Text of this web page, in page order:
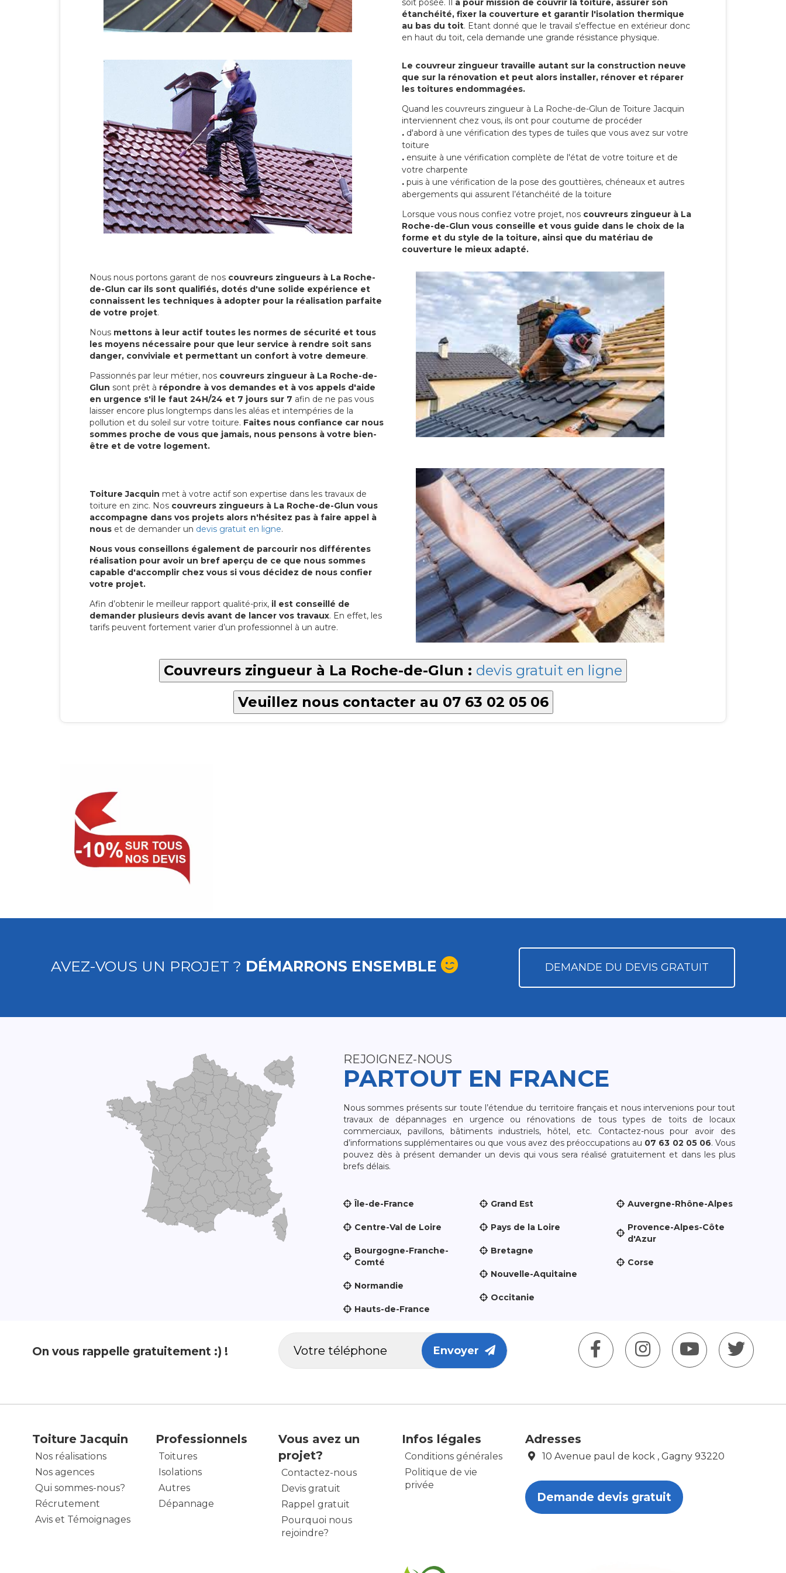
étanchéité, fixer la couverture et garantir l'isolation thermique
au bas du toit. Etant donné que le travail s'effectue en extérieur donc
en haut du toit, cela demande une grande résistance physique.
Le couvreur zingueur travaille autant sur la construction neuve
que sur la rénovation et peut alors installer, rénover et réparer
les toitures endommagées.
Quand les couvreurs zingueur à La Roche-de-Glun de Toiture Jacquin
interviennent chez vous, ils ont pour coutume de procéder
. d'abord à une vérification des types de tuiles que vous avez sur votre
toiture
. ensuite à une vérification complète de l'état de votre toiture et de
votre charpente
. puis à une vérification de la pose des gouttières, chéneaux et autres
abergements qui assurent l’étanchéité de la toiture
Lorsque vous nous confiez votre projet, nos couvreurs zingueur à La
Roche-de-Glun vous conseille et vous guide dans le choix de la
forme et du style de la toiture, ainsi que du matériau de
couverture le mieux adapté.
Nous nous portons garant de nos couvreurs zingueurs à La Roche-
de-Glun car ils sont qualifiés, dotés d'une solide expérience et
connaissent les techniques à adopter pour la réalisation parfaite
de votre projet.
Nous mettons à leur actif toutes les normes de sécurité et tous
les moyens nécessaire pour que leur service à rendre soit sans
danger, conviviale et permettant un confort à votre demeure.
Passionnés par leur métier, nos couvreurs zingueur à La Roche-de-
Glun sont prêt à répondre à vos demandes et à vos appels d'aide
en urgence s'il le faut 24H/24 et 7 jours sur 7 afin de ne pas vous
laisser encore plus longtemps dans les aléas et intempéries de la
pollution et du soleil sur votre toiture. Faites nous confiance car nous
sommes proche de vous que jamais, nous pensons à votre bien-
être et de votre logement.
Toiture Jacquin met à votre actif son expertise dans les travaux de
toiture en zinc. Nos couvreurs zingueurs à La Roche-de-Glun vous
accompagne dans vos projets alors n'hésitez pas à faire appel à
nous et de demander un devis gratuit en ligne.
Nous vous conseillons également de parcourir nos différentes
réalisation pour avoir un bref aperçu de ce que nous sommes
capable d'accomplir chez vous si vous décidez de nous confier
votre projet.
Afin d’obtenir le meilleur rapport qualité-prix, il est conseillé de
demander plusieurs devis avant de lancer vos travaux. En effet, les
tarifs peuvent fortement varier d’un professionnel à un autre.
Couvreurs zingueur à La Roche-de-Glun : devis gratuit en ligne
Veuillez nous contacter au 07 63 02 05 06
AVEZ-VOUS UN PROJET ? DÉMARRONS ENSEMBLE DEMANDE DU DEVIS GRATUIT
REJOIGNEZ-NOUS
PARTOUT EN FRANCE
Nous sommes présents sur toute l’étendue du territoire français et nous intervenions pour tout
travaux de dépannages en urgence ou rénovations de tous types de toits de locaux
commerciaux, pavillons, bâtiments industriels, hôtel, etc. Contactez-nous pour avoir des
d’informations supplémentaires ou que vous avez des préoccupations au 07 63 02 05 06. Vous
pouvez dès à présent demander un devis qui vous sera réalisé gratuitement et dans les plus
brefs délais.
Île-de-France
Centre-Val de Loire
Bourgogne-Franche-
Comté
Normandie
Hauts-de-France
Grand Est
Pays de la Loire
Bretagne
Nouvelle-Aquitaine
Occitanie
Auvergne-Rhône-Alpes
Provence-Alpes-Côte
d'Azur
Corse
On vous rappelle gratuitement :) ! Envoyer
Toiture Jacquin
Nos réalisations
Nos agences
Qui sommes-nous?
Récrutement
Avis et Témoignages
Professionnels
Toitures
Isolations
Autres
Dépannage
Vous avez un
projet?
Contactez-nous
Devis gratuit
Rappel gratuit
Pourquoi nous
rejoindre?
Infos légales
Conditions générales
Politique de vie
privée
Adresses
10 Avenue paul de kock , Gagny 93220
Demande devis gratuit